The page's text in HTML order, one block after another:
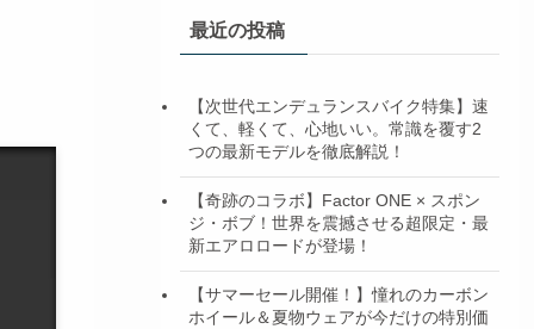
最近の投稿
【次世代エンデュランスバイク特集】速
くて、軽くて、心地いい。常識を覆す2
つの最新モデルを徹底解説！
【奇跡のコラボ】Factor ONE × スポン
ジ・ボブ！世界を震撼させる超限定・最
新エアロロードが登場！
【サマーセール開催！】憧れのカーボン
ホイール＆夏物ウェアが今だけの特別価